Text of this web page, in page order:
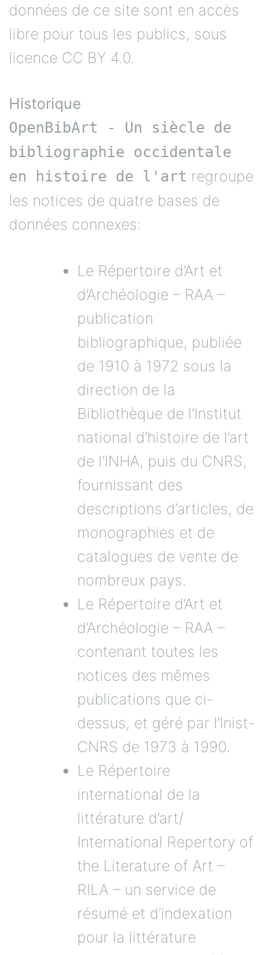
données de ce site sont en accès
libre pour tous les publics, sous
licence CC BY 4.0.
Historique
OpenBibArt - Un siècle de
bibliographie occidentale
en histoire de l'art regroupe
les notices de quatre bases de
données connexes:
Le Répertoire d’Art et
d’Archéologie – RAA –
publication
bibliographique, publiée
de 1910 à 1972 sous la
direction de la
Bibliothèque de l’Institut
national d’histoire de l’art
de l’INHA, puis du CNRS,
fournissant des
descriptions d’articles, de
monographies et de
catalogues de vente de
nombreux pays.
Le Répertoire d’Art et
d’Archéologie – RAA –
contenant toutes les
notices des mêmes
publications que ci-
dessus, et géré par l’Inist-
CNRS de 1973 à 1990.
Le Répertoire
international de la
littérature d’art/
International Repertory of
the Literature of Art –
RILA – un service de
résumé et d’indexation
pour la littérature